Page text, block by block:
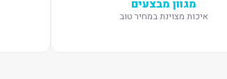
מגוון מבצעים
איכות מצוינת במחיר טוב